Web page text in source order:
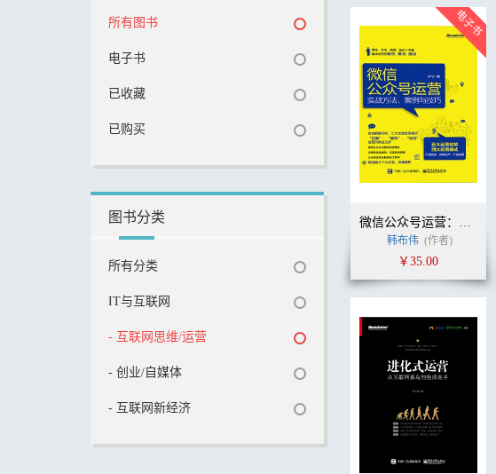
所有图书
电子书
已收藏
已购买
图书分类
所有分类
IT与互联网
- 互联网思维/运营
- 创业/自媒体
- 互联网新经济
微信公众号运营：实战方法、案例与技巧
韩布伟 (作者)
￥35.00